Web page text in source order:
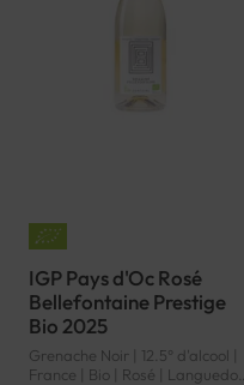
IGP Pays d'Oc Rosé
Bellefontaine Prestige
Bio 2025
Grenache Noir | 12.5° d'alcool |
France | Bio | Rosé | Languedoc-